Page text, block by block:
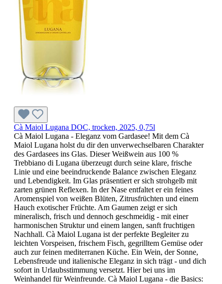
Cà Maiol Lugana DOC, trocken, 2025, 0,75l
Cà Maiol Lugana - Eleganz vom Gardasee! Mit dem Cà
Maiol Lugana holst du dir den unverwechselbaren Charakter
des Gardasees ins Glas. Dieser Weißwein aus 100 %
Trebbiano di Lugana überzeugt durch seine klare, frische
Linie und eine beeindruckende Balance zwischen Eleganz
und Lebendigkeit. Im Glas präsentiert er sich strohgelb mit
zarten grünen Reflexen. In der Nase entfaltet er ein feines
Aromenspiel von weißen Blüten, Zitrusfrüchten und einem
Hauch exotischer Früchte. Am Gaumen zeigt er sich
mineralisch, frisch und dennoch geschmeidig - mit einer
harmonischen Struktur und einem langen, sanft fruchtigen
Nachhall. Cà Maiol Lugana ist der perfekte Begleiter zu
leichten Vorspeisen, frischem Fisch, gegrilltem Gemüse oder
auch zur feinen mediterranen Küche. Ein Wein, der Sonne,
Lebensfreude und italienische Eleganz in sich trägt - und dich
sofort in Urlaubsstimmung versetzt. Hier bei uns im
Weinhandel für Weinfreunde. Cà Maiol Lugana - die Basics: